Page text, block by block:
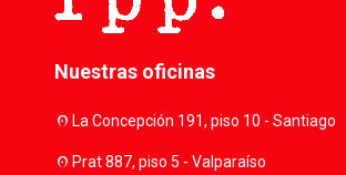
Nuestras oficinas
location_onLa Concepción 191, piso 10 - Santiago
location_onPrat 887, piso 5 - Valparaíso